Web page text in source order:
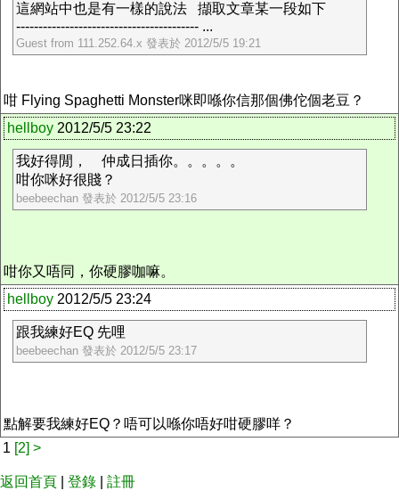
這網站中也是有一樣的說法 擷取文章某一段如下
----------------------------------------- ...
Guest from 111.252.64.x 發表於 2012/5/5 19:21
咁 Flying Spaghetti Monster咪即喺你信那個佛佗個老豆？
hellboy 2012/5/5 23:22
我好得閒， 仲成日插你。。。。。
咁你咪好很賤？
beebeechan 發表於 2012/5/5 23:16
咁你又唔同，你硬膠咖嘛。
hellboy 2012/5/5 23:24
跟我練好EQ 先哩
beebeechan 發表於 2012/5/5 23:17
點解要我練好EQ？唔可以喺你唔好咁硬膠咩？
1 [2] >
返回首頁 登錄 註冊